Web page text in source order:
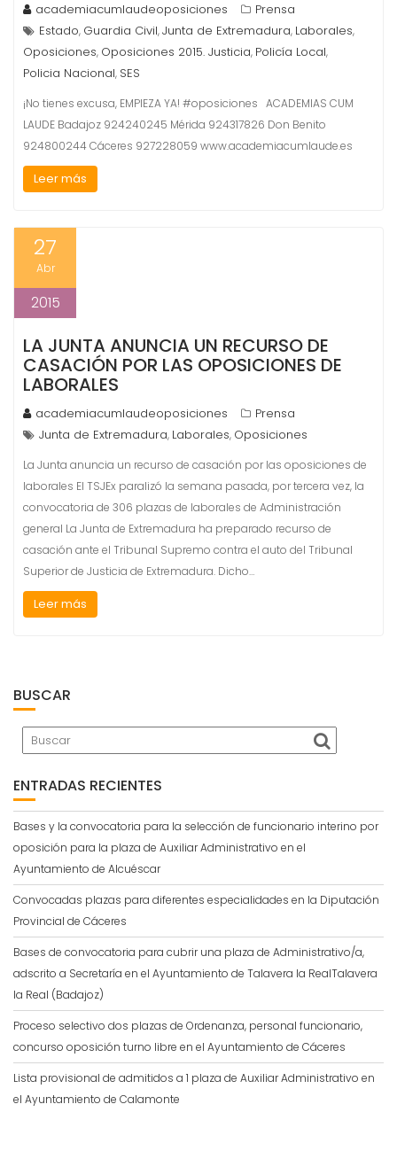
academiacumlaudeoposiciones
Prensa
Estado, Guardia Civil,Junta de Extremadura, Laborales,
Oposiciones, Oposiciones 2015. Justicia, Policía Local,
Policia Nacional, SES
¡No tienes excusa, EMPIEZA YA! #oposiciones ACADEMIAS CUM
LAUDE Badajoz 924240245 Mérida 924317826 Don Benito
924800244 Cáceres 927228059 www.academiacumlaude.es
Leer más
27
Abr
2015
LA JUNTA ANUNCIA UN RECURSO DE
CASACIÓN POR LAS OPOSICIONES DE
LABORALES
academiacumlaudeoposiciones
Prensa
Junta de Extremadura, Laborales, Oposiciones
La Junta anuncia un recurso de casación por las oposiciones de
laborales El TSJEx paralizó la semana pasada, por tercera vez, la
convocatoria de 306 plazas de laborales de Administración
general La Junta de Extremadura ha preparado recurso de
casación ante el Tribunal Supremo contra el auto del Tribunal
Superior de Justicia de Extremadura. Dicho…
Leer más
BUSCAR
ENTRADAS RECIENTES
Bases y la convocatoria para la selección de funcionario interino por
oposición para la plaza de Auxiliar Administrativo en el
Ayuntamiento de Alcuéscar
Convocadas plazas para diferentes especialidades en la Diputación
Provincial de Cáceres
Bases de convocatoria para cubrir una plaza de Administrativo/a,
adscrito a Secretaría en el Ayuntamiento de Talavera la RealTalavera
la Real (Badajoz)
Proceso selectivo dos plazas de Ordenanza, personal funcionario,
concurso oposición turno libre en el Ayuntamiento de Cáceres
Lista provisional de admitidos a 1 plaza de Auxiliar Administrativo en
el Ayuntamiento de Calamonte